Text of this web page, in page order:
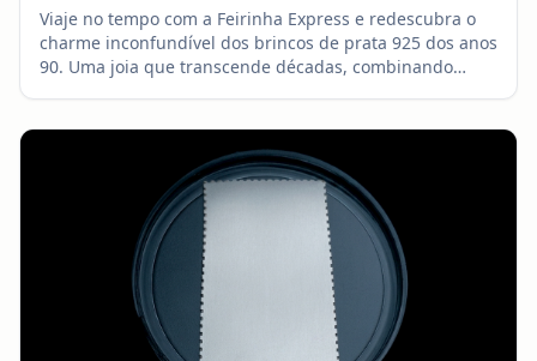
Viaje no tempo com a Feirinha Express e redescubra o
charme inconfundível dos brincos de prata 925 dos anos
90. Uma joia que transcende décadas, combinando